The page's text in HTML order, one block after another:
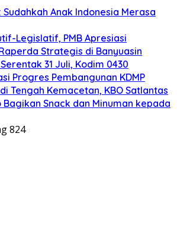
Sudahkah Anak Indonesia Merasa
Legislatif, PMB Apresiasi
Strategis di Banyuasin
31 Juli, Kodim 0430
Progres Pembangunan KDMP
Tengah Kemacetan, KBO Satlantas
Bagikan Snack dan Minuman kepada
824